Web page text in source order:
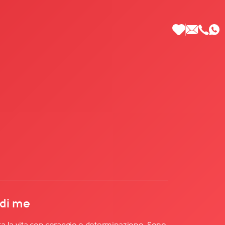
Più
me